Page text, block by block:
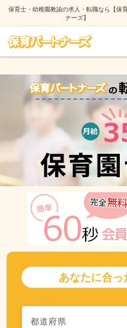
保育士・幼稚園教諭の求人・転職なら【保
ナーズ】
あなたに合っ